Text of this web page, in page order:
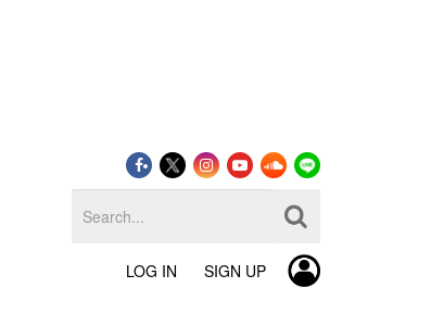
LOG IN SIGN UP